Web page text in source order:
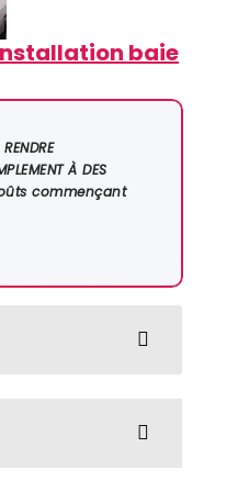
tion baie
À DES
commençant